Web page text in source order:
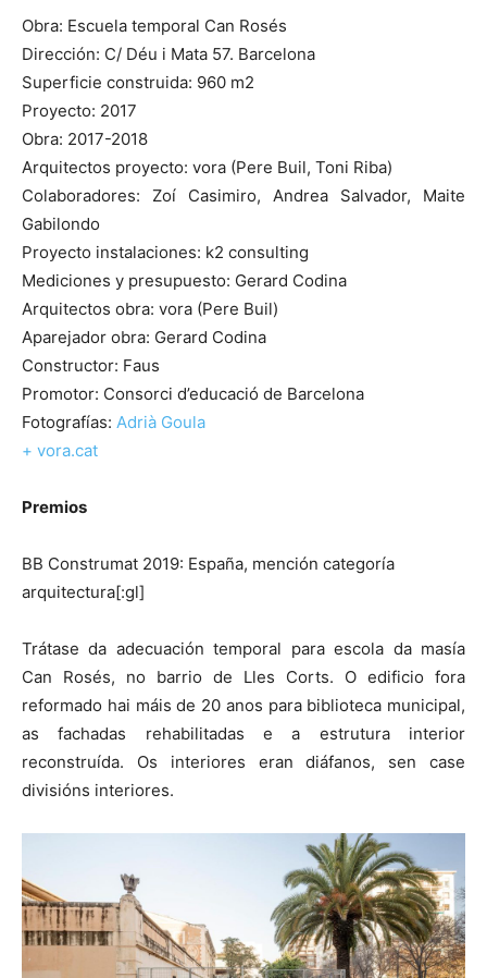
Obra: Escuela temporal Can Rosés
Dirección: C/ Déu i Mata 57. Barcelona
Superficie construida: 960 m2
Proyecto: 2017
Obra: 2017-2018
Arquitectos proyecto: vora (Pere Buil, Toni Riba)
Colaboradores: Zoí Casimiro, Andrea Salvador, Maite
Gabilondo
Proyecto instalaciones: k2 consulting
Mediciones y presupuesto: Gerard Codina
Arquitectos obra: vora (Pere Buil)
Aparejador obra: Gerard Codina
Constructor: Faus
Promotor: Consorci d’educació de Barcelona
Fotografías: Adrià Goula
+ vora.cat
Premios
BB Construmat 2019: España, mención categoría
arquitectura[:gl]
Trátase da adecuación temporal para escola da masía
Can Rosés, no barrio de Lles Corts. O edificio fora
reformado hai máis de 20 anos para biblioteca municipal,
as fachadas rehabilitadas e a estrutura interior
reconstruída. Os interiores eran diáfanos, sen case
divisións interiores.